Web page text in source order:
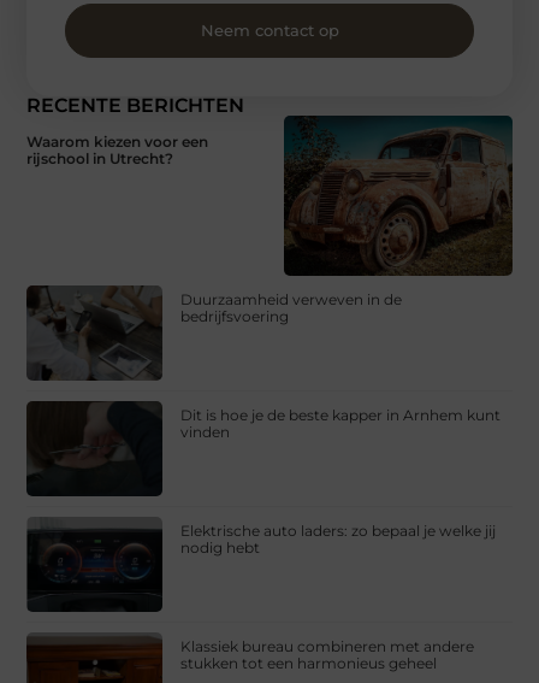
RECENTE BERICHTEN
Waarom kiezen voor een
rijschool in Utrecht?
Duurzaamheid verweven in de
bedrijfsvoering
Dit is hoe je de beste kapper in Arnhem kunt
vinden
Elektrische auto laders: zo bepaal je welke jij
nodig hebt
Klassiek bureau combineren met andere
stukken tot een harmonieus geheel
Neem contact op